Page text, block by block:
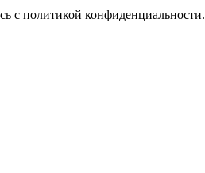
с политикой конфиденциальности.